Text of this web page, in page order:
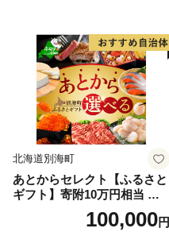
北海道別海町
あとからセレクト【ふるさと
ギフト】寄附10万円相当 あ
とから選べる！ ギフト いく
ら ほたて 海鮮 牛肉 別海町
100,000円